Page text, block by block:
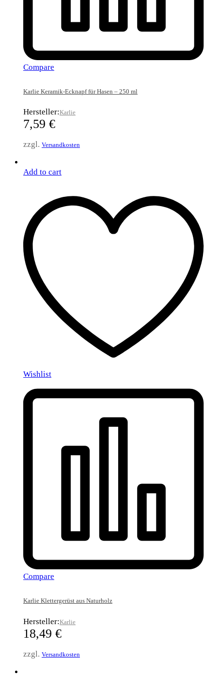
Compare
Karlie Keramik-Ecknapf für Hasen – 250 ml
Hersteller:Karlie
7,59 €
zzgl. Versandkosten
Add to cart
Wishlist
Compare
Karlie Klettergerüst aus Naturholz
Hersteller:Karlie
18,49 €
zzgl. Versandkosten